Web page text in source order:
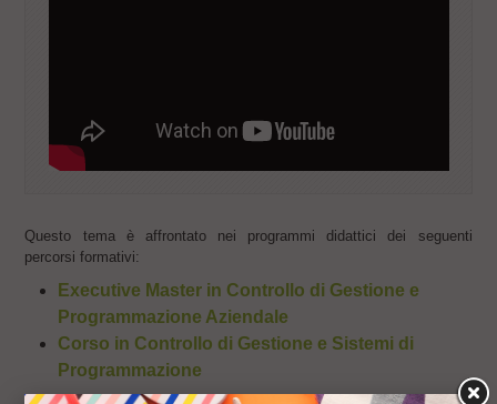
Questo tema è affrontato nei programmi didattici dei seguenti
percorsi formativi:
Executive Master in Controllo di Gestione e
Programmazione Aziendale
Corso in Controllo di Gestione e Sistemi di
Programmazione